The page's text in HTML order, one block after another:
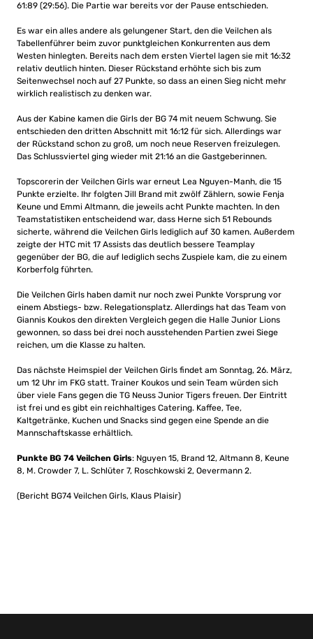
61:89 (29:56). Die Partie war bereits vor der Pause entschieden.
Es war ein alles andere als gelungener Start, den die Veilchen als
Tabellenführer beim zuvor punktgleichen Konkurrenten aus dem
Westen hinlegten. Bereits nach dem ersten Viertel lagen sie mit 16:32
relativ deutlich hinten. Dieser Rückstand erhöhte sich bis zum
Seitenwechsel noch auf 27 Punkte, so dass an einen Sieg nicht mehr
wirklich realistisch zu denken war.
Aus der Kabine kamen die Girls der BG 74 mit neuem Schwung. Sie
entschieden den dritten Abschnitt mit 16:12 für sich. Allerdings war
der Rückstand schon zu groß, um noch neue Reserven freizulegen.
Das Schlussviertel ging wieder mit 21:16 an die Gastgeberinnen.
Topscorerin der Veilchen Girls war erneut Lea Nguyen-Manh, die 15
Punkte erzielte. Ihr folgten Jill Brand mit zwölf Zählern, sowie Fenja
Keune und Emmi Altmann, die jeweils acht Punkte machten. In den
Teamstatistiken entscheidend war, dass Herne sich 51 Rebounds
sicherte, während die Veilchen Girls lediglich auf 30 kamen. Außerdem
zeigte der HTC mit 17 Assists das deutlich bessere Teamplay
gegenüber der BG, die auf lediglich sechs Zuspiele kam, die zu einem
Korberfolg führten.
Die Veilchen Girls haben damit nur noch zwei Punkte Vorsprung vor
einem Abstiegs- bzw. Relegationsplatz. Allerdings hat das Team von
Giannis Koukos den direkten Vergleich gegen die Halle Junior Lions
gewonnen, so dass bei drei noch ausstehenden Partien zwei Siege
reichen, um die Klasse zu halten.
Das nächste Heimspiel der Veilchen Girls findet am Sonntag, 26. März,
um 12 Uhr im FKG statt. Trainer Koukos und sein Team würden sich
über viele Fans gegen die TG Neuss Junior Tigers freuen. Der Eintritt
ist frei und es gibt ein reichhaltiges Catering. Kaffee, Tee,
Kaltgetränke, Kuchen und Snacks sind gegen eine Spende an die
Mannschaftskasse erhältlich.
Punkte BG 74 Veilchen Girls: Nguyen 15, Brand 12, Altmann 8, Keune
8, M. Crowder 7, L. Schlüter 7, Roschkowski 2, Oevermann 2.
(Bericht BG74 Veilchen Girls, Klaus Plaisir)